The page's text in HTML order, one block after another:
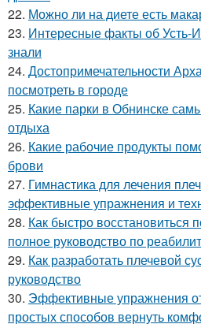
22. Можно ли на диете есть
23. Интересные факты об Усть-
знали
24. Достопримечательности
посмотреть в городе
25. Какие парки в Обнинске
отдыха
26. Какие рабочие продукты
брови
27. Гимнастика для лечения
эффективные упражнения и
28. Как быстро восстановиться
полное руководство по
29. Как разработать плечевой
руководство
30. Эффективные упражнения
простых способов вернуть